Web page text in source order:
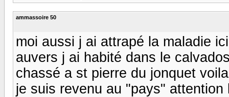
ammassoire 50
moi aussi j ai attrapé la maladie
auvers j ai habité dans le
chassé a st pierre du jonquet
je suis revenu au "pays"